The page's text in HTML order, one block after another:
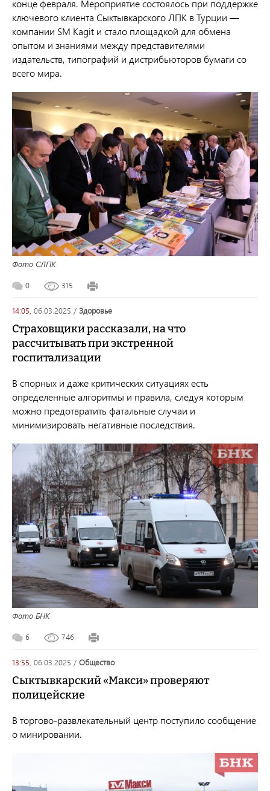
конце февраля. Мероприятие состоялось при поддержке
ключевого клиента Сыктывкарского ЛПК в Турции —
компании SM Kagit и стало площадкой для обмена
опытом и знаниями между представителями
издательств, типографий и дистрибьюторов бумаги со
всего мира.
Фото СЛПК
0 315
14:05, 06.03.2025 / здоровье
Страховщики рассказали, на что
рассчитывать при экстренной
госпитализации
В спорных и даже критических ситуациях есть
определенные алгоритмы и правила, следуя которым
можно предотвратить фатальные случаи и
минимизировать негативные последствия.
Фото БНК
6 746
13:55, 06.03.2025 / общество
Сыктывкарский «Макси» проверяют
полицейские
В торгово-развлекательный центр поступило сообщение
о минировании.